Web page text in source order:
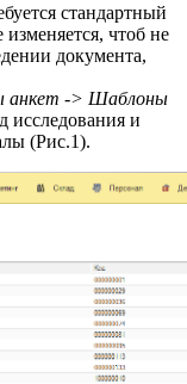
стандартный
чтоб не
документа,
анкет -> Шаблоны
исследования и
(Рис.1).